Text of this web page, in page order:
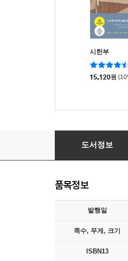
시한부
15,120원
파도의 아이들
도서정보
품목정보
발행일
쪽수, 무게, 크기
ISBN13